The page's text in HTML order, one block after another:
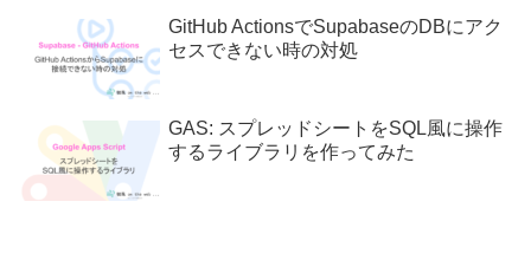
GitHub ActionsでSupabaseのDBにアク
セスできない時の対処
GAS: スプレッドシートをSQL風に操作
するライブラリを作ってみた